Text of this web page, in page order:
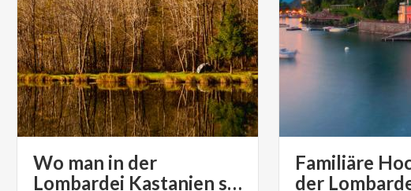
Wo man in der
Lombardei Kastanien sammeln kann
Familiäre